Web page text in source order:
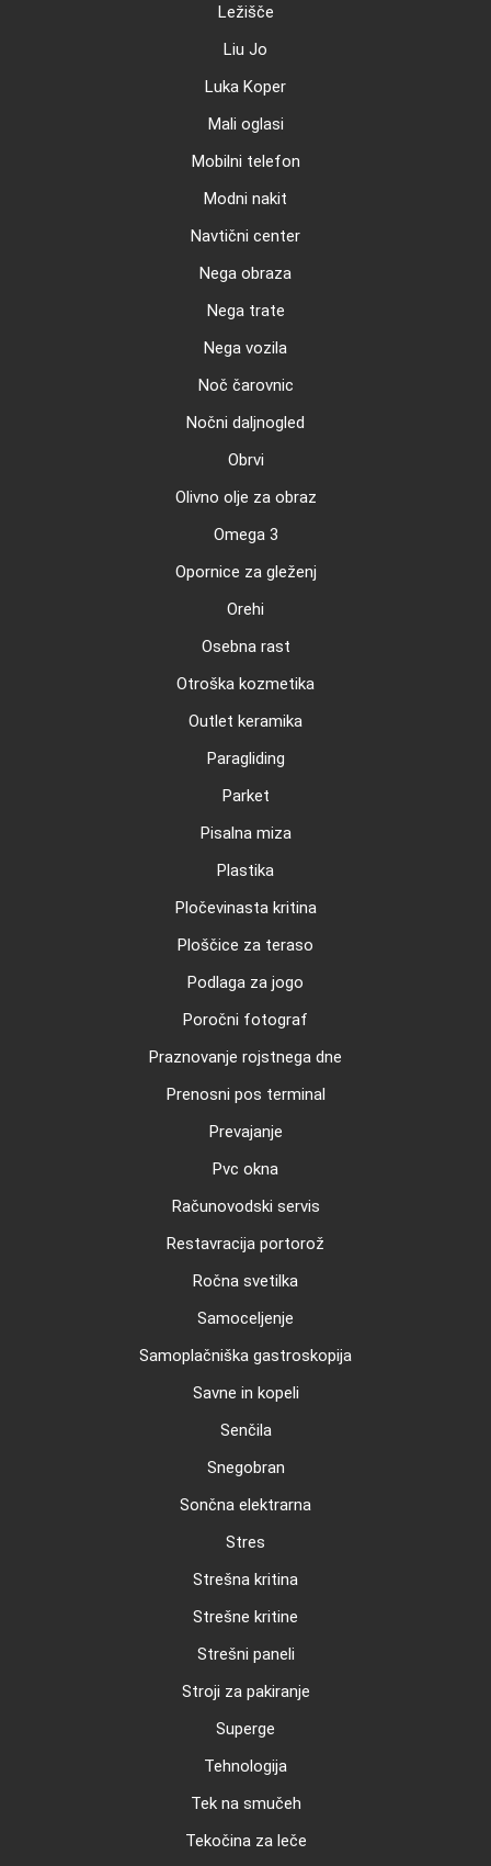
Ležišče
Liu Jo
Luka Koper
Mali oglasi
Mobilni telefon
Modni nakit
Navtični center
Nega obraza
Nega trate
Nega vozila
Noč čarovnic
Nočni daljnogled
Obrvi
Olivno olje za obraz
Omega 3
Opornice za gleženj
Orehi
Osebna rast
Otroška kozmetika
Outlet keramika
Paragliding
Parket
Pisalna miza
Plastika
Pločevinasta kritina
Ploščice za teraso
Podlaga za jogo
Poročni fotograf
Praznovanje rojstnega dne
Prenosni pos terminal
Prevajanje
Pvc okna
Računovodski servis
Restavracija portorož
Ročna svetilka
Samoceljenje
Samoplačniška gastroskopija
Savne in kopeli
Senčila
Snegobran
Sončna elektrarna
Stres
Strešna kritina
Strešne kritine
Strešni paneli
Stroji za pakiranje
Superge
Tehnologija
Tek na smučeh
Tekočina za leče